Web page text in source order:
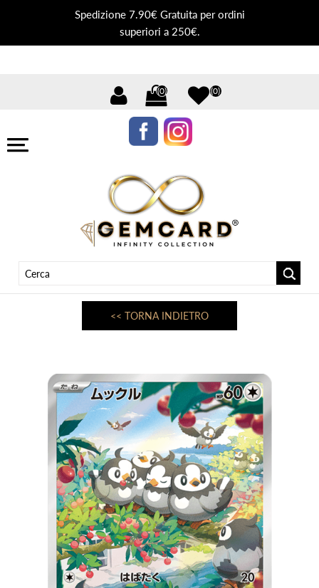
Spedizione 7.90€ Gratuita per ordini
superiori a 250€.
(0) (0)
<< TORNA INDIETRO